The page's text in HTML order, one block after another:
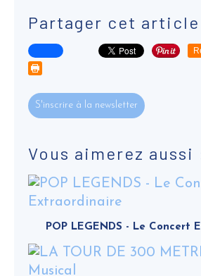
Partager cet article
S'inscrire à la newsletter
Vous aimerez aussi
POP LEGENDS - Le Concert